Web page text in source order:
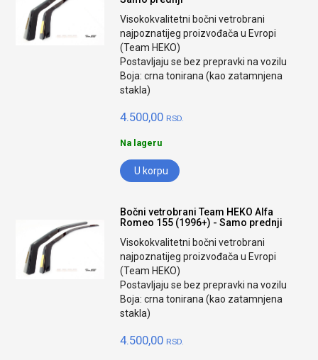
Visokokvalitetni bočni vetrobrani
najpoznatijeg proizvođača u Evropi
(Team HEKO)
Postavljaju se bez prepravki na vozilu
Boja: crna tonirana (kao zatamnjena
stakla)
4.500,00 RSD.
Na lageru
U korpu
Bočni vetrobrani Team HEKO Alfa
Romeo 155 (1996+) - Samo prednji
Visokokvalitetni bočni vetrobrani
najpoznatijeg proizvođača u Evropi
(Team HEKO)
Postavljaju se bez prepravki na vozilu
Boja: crna tonirana (kao zatamnjena
stakla)
4.500,00 RSD.